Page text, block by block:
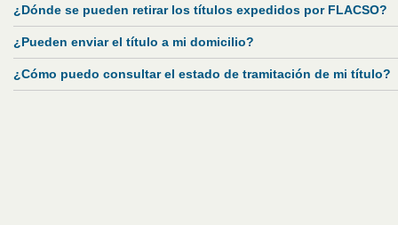
¿Dónde se pueden retirar los títulos expedidos por FLACSO?
¿Pueden enviar el título a mi domicilio?
¿Cómo puedo consultar el estado de tramitación de mi título?